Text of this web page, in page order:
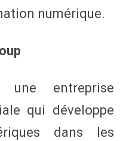
numérique.
entreprise
qui développe
dans les